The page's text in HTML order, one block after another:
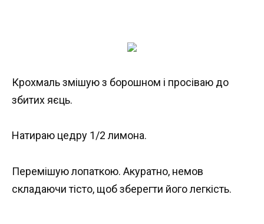
Крохмаль змішую з борошном і просіваю до
збитих яєць.
Натираю цедру 1/2 лимона.
Перемішую лопаткою. Акуратно, немов
складаючи тісто, щоб зберегти його легкість.